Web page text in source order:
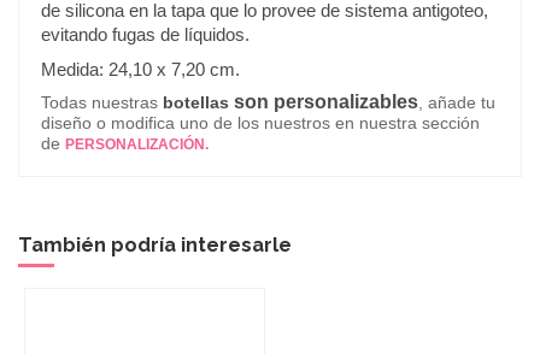
de silicona en la tapa que lo provee de sistema antigoteo,
evitando fugas de líquidos.
Medida: 24,10 x 7,20 cm.
Todas nuestras botellas son personalizables , añade tu
diseño o modifica uno de los nuestros en nuestra sección
de PERSONALIZACIÓN.
También podría interesarle